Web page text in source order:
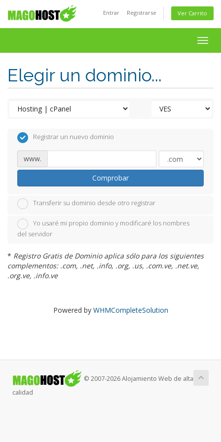
Entrar Registrarse Ver Carrito
Elegir un dominio...
Registrar un nuevo dominio
www.
Comprobar
Transferir su dominio desde otro registrar
Yo usaré mi propio dominio y modificaré los nombres
del servidor
* Registro Gratis de Dominio aplica sólo para los siguientes
complementos: .com, .net, .info, .org, .us, .com.ve, .net.ve,
.org.ve, .info.ve
Powered by WHMCompleteSolution
© 2007-2026 Alojamiento Web de alta
calidad